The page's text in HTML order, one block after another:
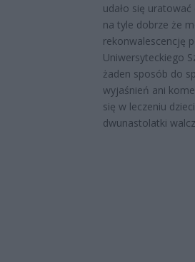
udało się
na tyle dobrze że
rekonwalescencję
Uniwersyteckiego
żaden sposób do
wyjaśnień ani
się w leczeniu
dwunastolatki